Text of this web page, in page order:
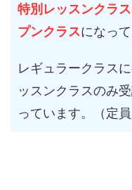
特別レッスンクラ
プンクラスになって
レギュラークラス
ッスンクラスのみ
っています。（定員